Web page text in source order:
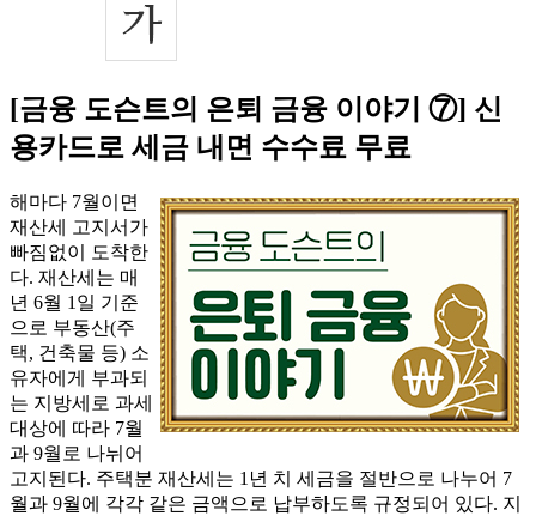
[금융 도슨트의 은퇴 금융 이야기 ⑦] 신
용카드로 세금 내면 수수료 무료
해마다 7월이면
재산세 고지서가
빠짐없이 도착한
다. 재산세는 매
년 6월 1일 기준
으로 부동산(주
택, 건축물 등) 소
유자에게 부과되
는 지방세로 과세
대상에 따라 7월
과 9월로 나뉘어
고지된다. 주택분 재산세는 1년 치 세금을 절반으로 나누어 7
월과 9월에 각각 같은 금액으로 납부하도록 규정되어 있다. 지